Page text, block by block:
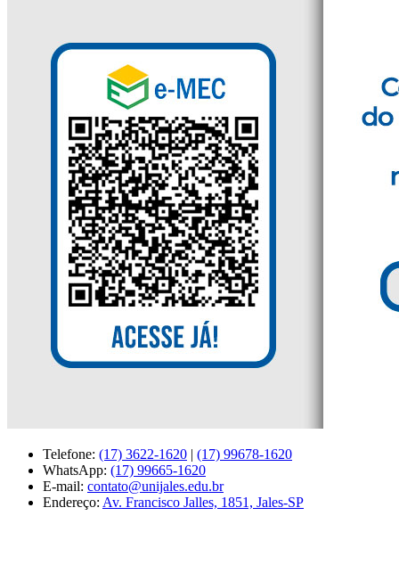
Telefone: (17) 3622-1620 | (17) 99678-1620
WhatsApp: (17) 99665-1620
E-mail: contato@unijales.edu.br
Endereço: Av. Francisco Jalles, 1851, Jales-SP